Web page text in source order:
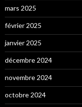
mars 2025
février 2025
janvier 2025
décembre 2024
novembre 2024
octobre 2024